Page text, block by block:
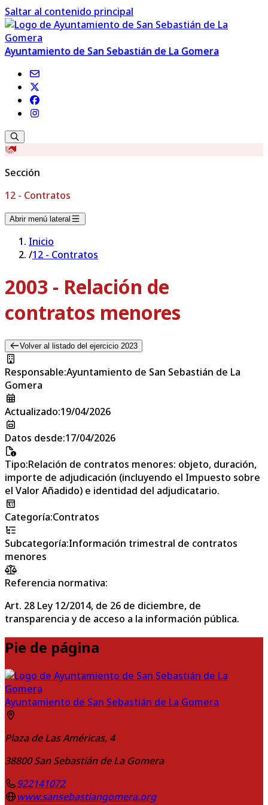
Saltar al contenido principal
Ayuntamiento de San Sebastián de La Gomera
Sección
12 - Contratos
Abrir menú lateral
Inicio
/12 - Contratos
2003 - Relación de
contratos menores
Volver al listado del ejercicio 2023
Responsable:Ayuntamiento de San Sebastián de La
Gomera
Actualizado:19/04/2026
Datos desde:17/04/2026
Tipo:Relación de contratos menores: objeto, duración,
importe de adjudicación (incluyendo el Impuesto sobre
el Valor Añadido) e identidad del adjudicatario.
Categoría:Contratos
Subcategoría:Información trimestral de contratos
menores
Referencia normativa:
Art. 28 Ley 12/2014, de 26 de diciembre, de
transparencia y de acceso a la información pública.
Pie de página
Ayuntamiento de San Sebastián de La Gomera
Plaza de Las Américas, 4
38800 San Sebastián de La Gomera
922141072
www.sansebastiangomera.org